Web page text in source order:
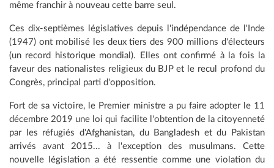
même franchir à nouveau cette barre seul.
Ces dix-septièmes législatives depuis l'indépendance de l'Inde
(1947) ont mobilisé les deux tiers des 900 millions d'électeurs
(un record historique mondial). Elles ont confirmé à la fois la
faveur des nationalistes religieux du BJP et le recul profond du
Congrès, principal parti d'opposition.
Fort de sa victoire, le Premier ministre a pu faire adopter le 11
décembre 2019 une loi qui facilite l'obtention de la citoyenneté
par les réfugiés d'Afghanistan, du Bangladesh et du Pakistan
arrivés avant 2015... à l'exception des musulmans. Cette
nouvelle législation a été ressentie comme une violation du